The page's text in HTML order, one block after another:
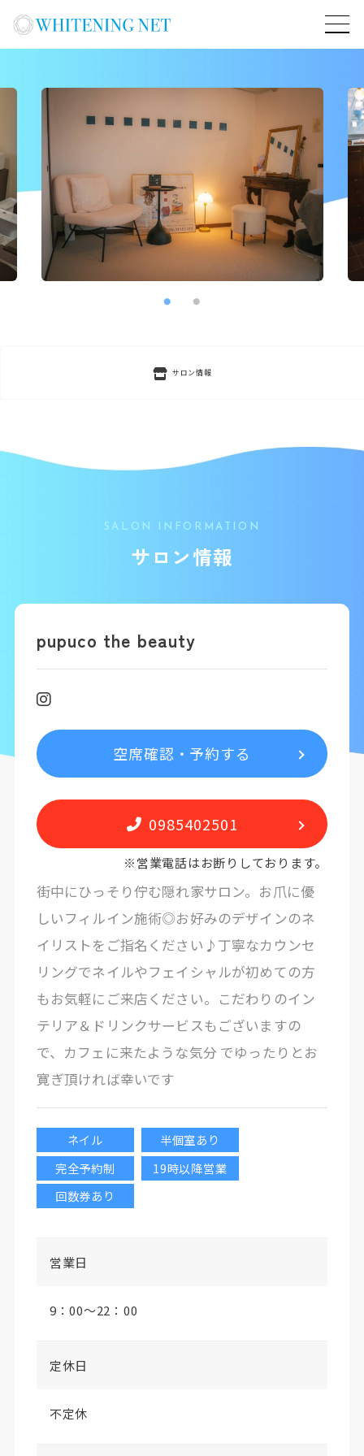
サロン情報
SALON INFORMATION
サロン情報
pupuco the beauty
空席確認・予約する
0985402501
※営業電話はお断りしております。
街中にひっそり佇む隠れ家サロン。お爪に優
しいフィルイン施術◎お好みのデザインのネ
イリストをご指名ください♪丁寧なカウンセ
リングでネイルやフェイシャルが初めての方
もお気軽にご来店ください。こだわりのイン
テリア＆ドリンクサービスもございますの
で、カフェに来たような気分 でゆったりとお
寛ぎ頂ければ幸いです
ネイル
半個室あり
完全予約制
19時以降営業
回数券あり
営業日
9：00～22：00
定休日
不定休